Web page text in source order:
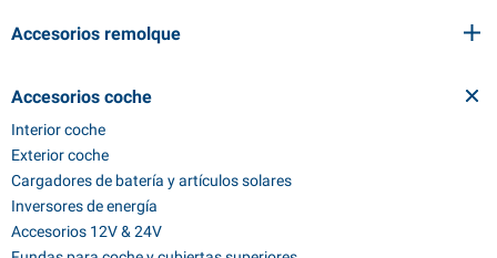
Accesorios remolque
Accesorios coche
Interior coche
Exterior coche
Cargadores de batería y artículos solares
Inversores de energía
Accesorios 12V & 24V